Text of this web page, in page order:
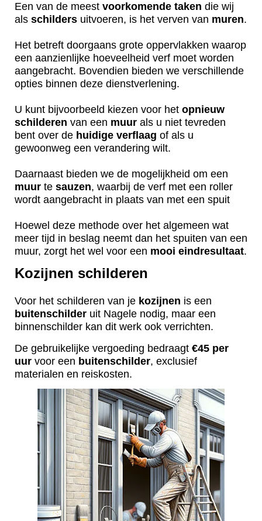
Een van de meest voorkomende taken die wij
als schilders uitvoeren, is het verven van muren.
Het betreft doorgaans grote oppervlakken waarop
een aanzienlijke hoeveelheid verf moet worden
aangebracht. Bovendien bieden we verschillende
opties binnen deze dienstverlening.
U kunt bijvoorbeeld kiezen voor het opnieuw
schilderen van een muur als u niet tevreden
bent over de huidige verflaag of als u
gewoonweg een verandering wilt.
Daarnaast bieden we de mogelijkheid om een
muur te sauzen, waarbij de verf met een roller
wordt aangebracht in plaats van met een spuit
Hoewel deze methode over het algemeen wat
meer tijd in beslag neemt dan het spuiten van een
muur, zorgt het wel voor een mooi eindresultaat.
Kozijnen schilderen
Voor het schilderen van je kozijnen is een
buitenschilder uit Nagele nodig, maar een
binnenschilder kan dit werk ook verrichten.
De gebruikelijke vergoeding bedraagt €45 per
uur voor een buitenschilder, exclusief
materialen en reiskosten.